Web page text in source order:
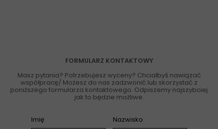
FORMULARZ KONTAKTOWY
Masz pytania? Potrzebujesz wyceny? Chciałbyś nawiązać
współpracę/ Możesz do nas zadzwonić lub skorzystać z
poniższego formularza kontaktowego. Odpiszemy najszybciej
jak to będzie możliwe.
Imię Nazwisko